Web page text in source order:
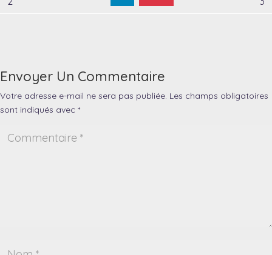
Envoyer Un Commentaire
Votre adresse e-mail ne sera pas publiée. Les champs obligatoires
sont indiqués avec *